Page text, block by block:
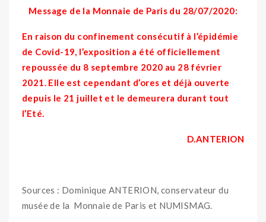
Message de la Monnaie de Paris du 28/07/2020:
En raison du confinement consécutif à l’épidémie
de Covid-19, l’exposition a été officiellement
repoussée du 8 septembre 2020 au 28 février
2021. Elle est cependant d’ores et déjà ouverte
depuis le 21 juillet et le demeurera durant tout
l’Eté.
D.ANTERION
Sources : Dominique ANTERION, conservateur du
musée de la Monnaie de Paris et NUMISMAG.